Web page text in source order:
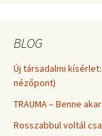
BLOG
Új társadalmi
nézőpont)
TRAUMA – Benne
Rosszabbul voltál